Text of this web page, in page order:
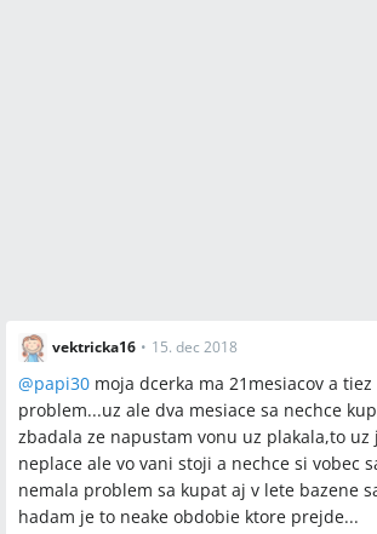
vektricka16 • 15. dec 2018
@papi30 moja dcerka ma 21mesiacov a
problem...uz ale dva mesiace sa nechce
zbadala ze napustam vonu uz plakala,to uz
neplace ale vo vani stoji a nechce si vobec
nemala problem sa kupat aj v lete bazene
hadam je to neake obdobie ktore prejde...